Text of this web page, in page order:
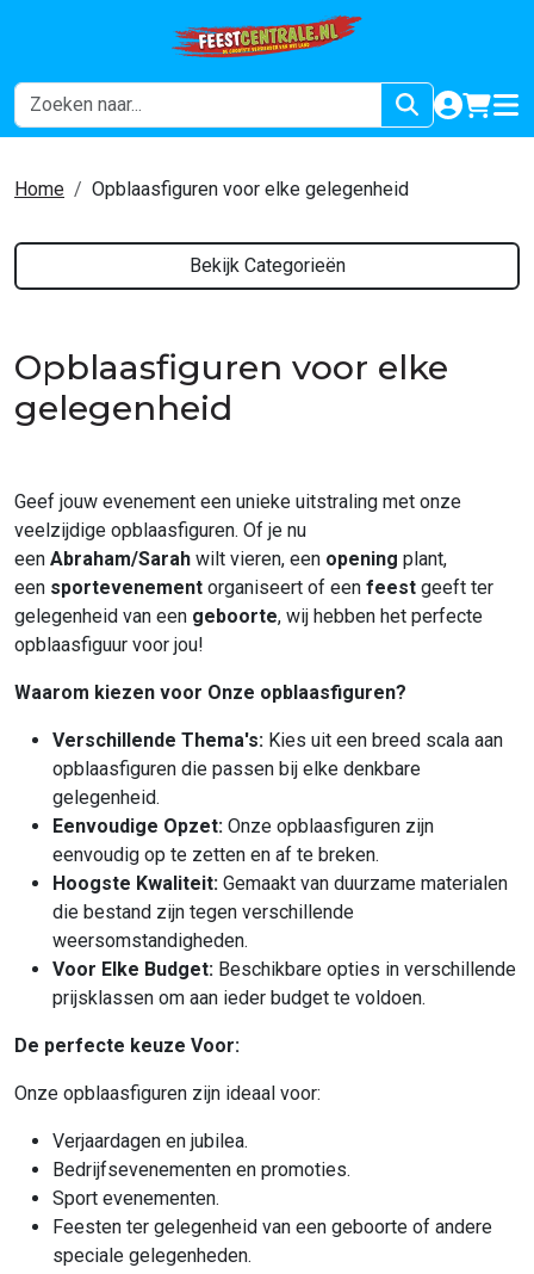
naar
Home Opblaasfiguren voor elke gelegenheid
Bekijk Categorieën
Opblaasfiguren voor elke
gelegenheid
Geef jouw evenement een unieke uitstraling met onze
veelzijdige opblaasfiguren. Of je nu
een Abraham/Sarah wilt vieren, een opening plant,
een sportevenement organiseert of een feest geeft ter
gelegenheid van een geboorte, wij hebben het perfecte
opblaasfiguur voor jou!
Waarom kiezen voor Onze opblaasfiguren?
Verschillende Thema's: Kies uit een breed scala aan
opblaasfiguren die passen bij elke denkbare
gelegenheid.
Eenvoudige Opzet: Onze opblaasfiguren zijn
eenvoudig op te zetten en af te breken.
Hoogste Kwaliteit: Gemaakt van duurzame materialen
die bestand zijn tegen verschillende
weersomstandigheden.
Voor Elke Budget: Beschikbare opties in verschillende
prijsklassen om aan ieder budget te voldoen.
De perfecte keuze Voor:
Onze opblaasfiguren zijn ideaal voor:
Verjaardagen en jubilea.
Bedrijfsevenementen en promoties.
Sport evenementen.
Feesten ter gelegenheid van een geboorte of andere
speciale gelegenheden.